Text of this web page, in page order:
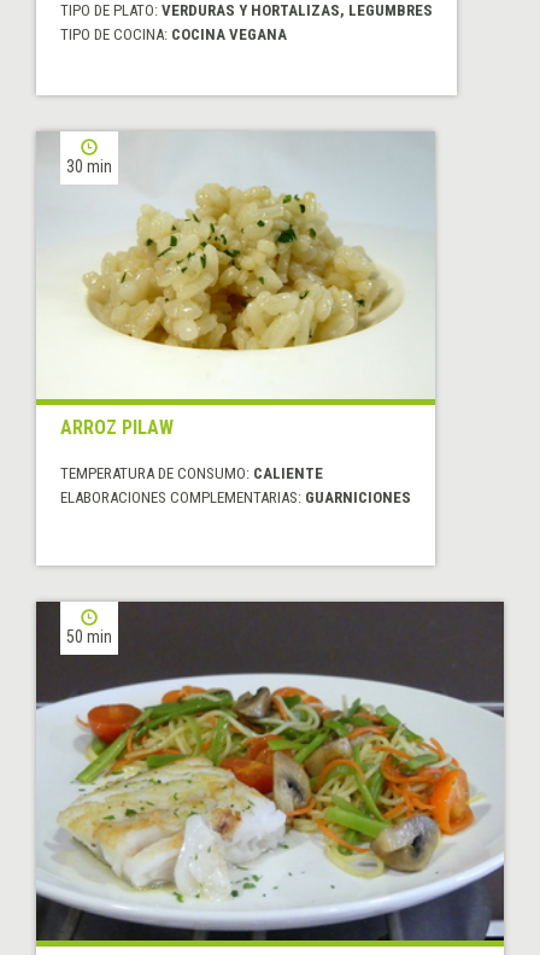
TIPO DE PLATO: VERDURAS Y HORTALIZAS, LEGUMBRES
TIPO DE COCINA: COCINA VEGANA
30 min
ARROZ PILAW
TEMPERATURA DE CONSUMO: CALIENTE
ELABORACIONES COMPLEMENTARIAS: GUARNICIONES
50 min